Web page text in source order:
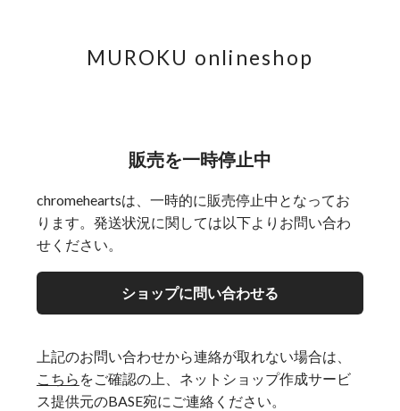
MUROKU onlineshop
販売を一時停止中
chromeheartsは、一時的に販売停止中となってお
ります。発送状況に関しては以下よりお問い合わ
せください。
ショップに問い合わせる
上記のお問い合わせから連絡が取れない場合は、
こちら をご確認の上、ネットショップ作成サービ
ス提供元のBASE宛にご連絡ください。